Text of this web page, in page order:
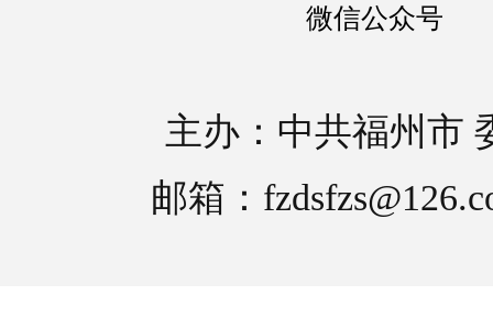
微信公众号
主办：中共福州市
邮箱：